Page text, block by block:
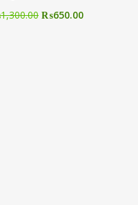
1,300.00 ₨650.00